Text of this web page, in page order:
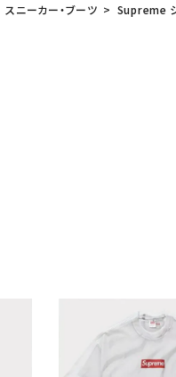
スニーカー・ブーツ Supreme